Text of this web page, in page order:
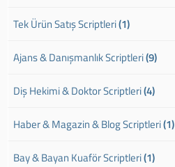
Tek Ürün Satış Scriptleri(1)
Ajans & Danışmanlık Scriptleri(9)
Diş Hekimi & Doktor Scriptleri(4)
Haber & Magazin & Blog Scriptleri(1)
Bay & Bayan Kuaför Scriptleri(1)